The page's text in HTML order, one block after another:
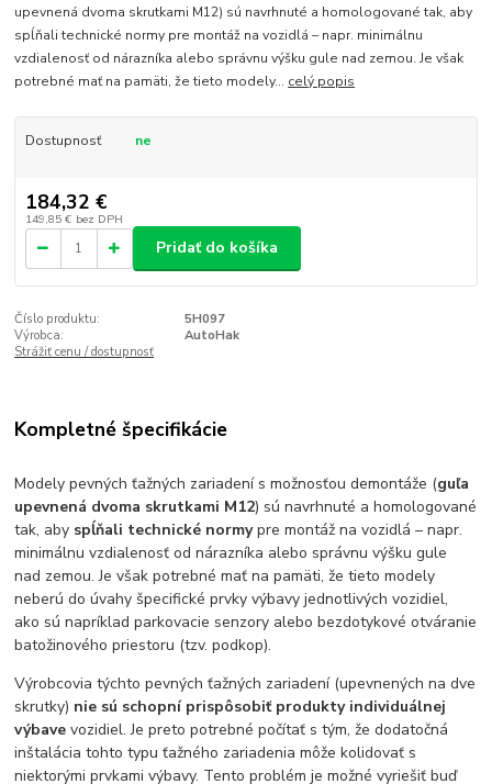
upevnená dvoma skrutkami M12) sú navrhnuté a homologované tak, aby
spĺňali technické normy pre montáž na vozidlá – napr. minimálnu
vzdialenosť od nárazníka alebo správnu výšku gule nad zemou. Je však
potrebné mať na pamäti, že tieto modely... celý popis
Dostupnosť ne
184,32 €
149,85 € bez DPH
Pridať do košíka
Číslo produktu:
5H097
Výrobca:
AutoHak
Strážiť cenu / dostupnosť
Kompletné špecifikácie
Modely pevných ťažných zariadení s možnosťou demontáže (guľa
upevnená dvoma skrutkami M12) sú navrhnuté a homologované
tak, aby spĺňali technické normypre montáž na vozidlá – napr.
minimálnu vzdialenosť od nárazníka alebo správnu výšku gule
nad zemou. Je však potrebné mať na pamäti, že tieto modely
neberú do úvahy špecifické prvky výbavy jednotlivých vozidiel,
ako sú napríklad parkovacie senzory alebo bezdotykové otváranie
batožinového priestoru (tzv. podkop).
Výrobcovia týchto pevných ťažných zariadení (upevnených na dve
skrutky) nie sú schopní prispôsobiť produkty individuálnej
výbavevozidiel. Je preto potrebné počítať s tým, že dodatočná
inštalácia tohto typu ťažného zariadenia môže kolidovať s
niektorými prvkami výbavy. Tento problém je možné vyriešiť buď